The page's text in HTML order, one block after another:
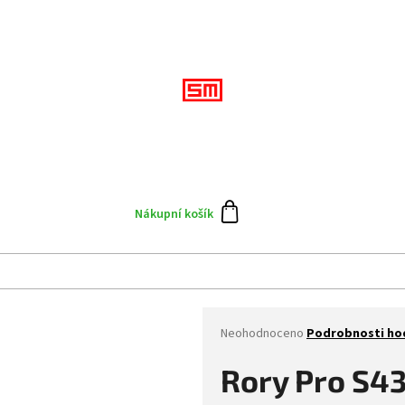
Skate team
Nákupní košík
Průměrné
produktu
je
Neohodnoceno Podrobnosti
Rory Pro